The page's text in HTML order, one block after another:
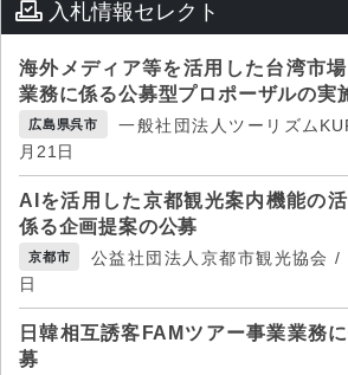
入札情報セレクト
海外メディア等を活用した台湾市
業務に係る公募型プロポーザルの実
広島県呉市
一般社団法人ツーリズム
月21日
AIを活用した京都観光案内機能の
係る企画提案の公募
京都市
公益社団法人京都市観光協会
日
日韓相互誘客FAMツアー事業業務
募